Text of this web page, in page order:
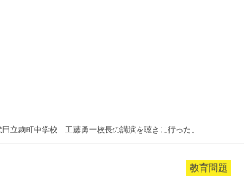
田立麹町中学校 工藤勇一校長の講演を聴きに行った。
教育問題